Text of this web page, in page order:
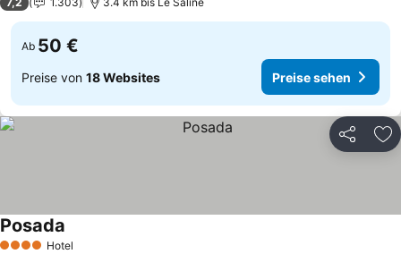
Ab 50 €
Preise von 18 Websites Preise sehen
Teilen
4 Sterne Hotel
Posada